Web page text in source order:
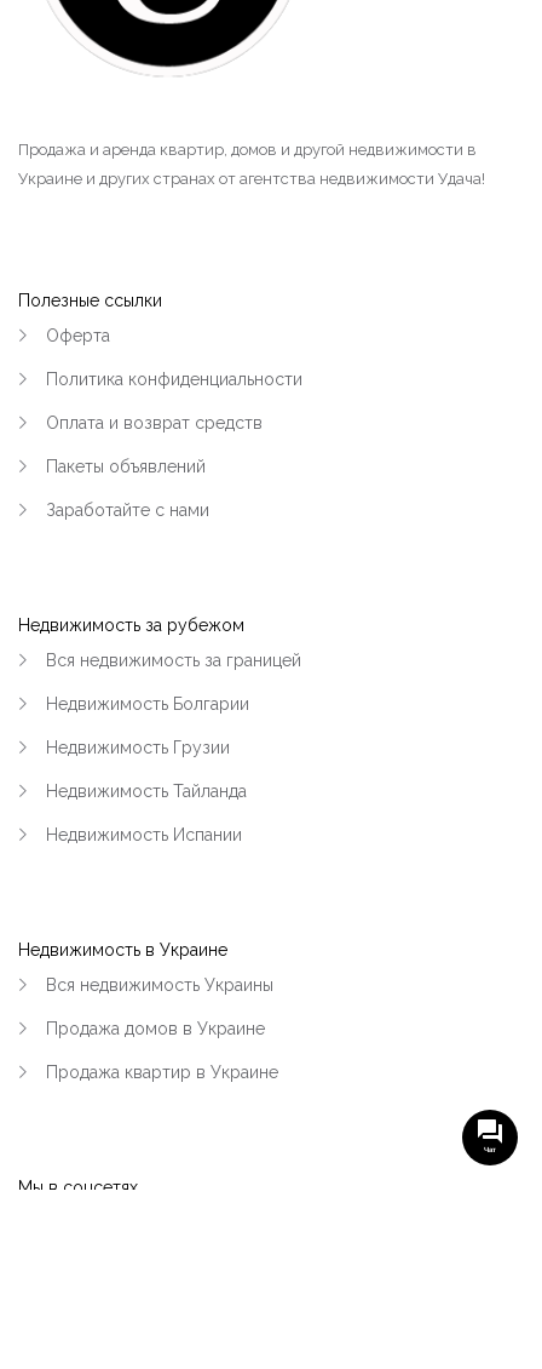
Продажа и аренда квартир, домов и другой недвижимости в
Украине и других странах от агентства недвижимости Удача!
Полезные ссылки
Оферта
Политика конфиденциальности
Оплата и возврат средств
Пакеты объявлений
Заработайте с нами
Недвижимость за рубежом
Вся недвижимость за границей
Недвижимость Болгарии
Недвижимость Грузии
Недвижимость Тайланда
Недвижимость Испании
Недвижимость в Украине
Вся недвижимость Украины
Продажа домов в Украине
Продажа квартир в Украине
Мы в соцсетях
Чат